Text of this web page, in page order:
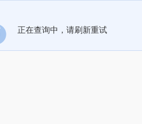
正在查询中，请刷新重试